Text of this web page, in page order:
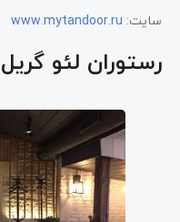
سایت: www.mytandoor.ru
رستوران لئو گریل